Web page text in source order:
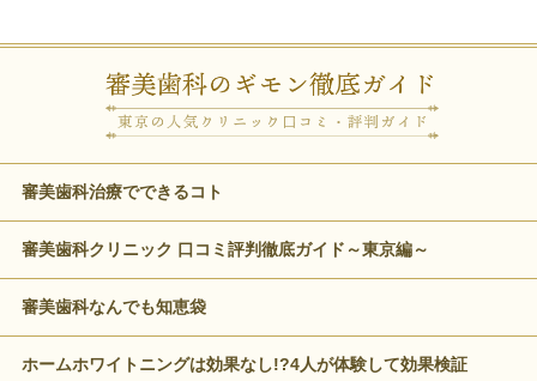
審美歯科治療でできるコト
審美歯科クリニック 口コミ評判徹底ガイド～東京編～
審美歯科なんでも知恵袋
ホームホワイトニングは効果なし!?4人が体験して効果検証